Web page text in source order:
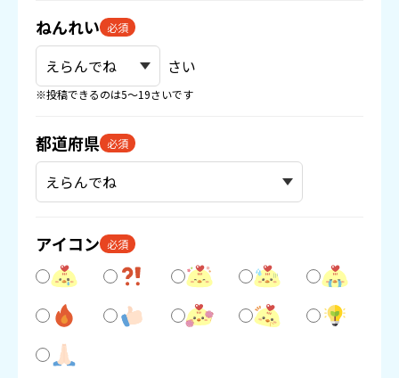
ねんれい 必須
さい
※投稿できるのは5〜19さいです
都道府県 必須
アイコン 必須